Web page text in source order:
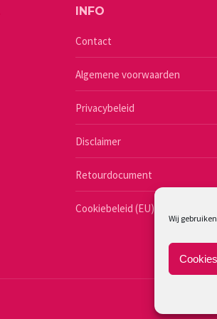
Wij
worden
op
INFO
Contact
Algemene voorwaarden
Privacybeleid
Disclaimer
Retourdocument
Cookiebeleid (EU)